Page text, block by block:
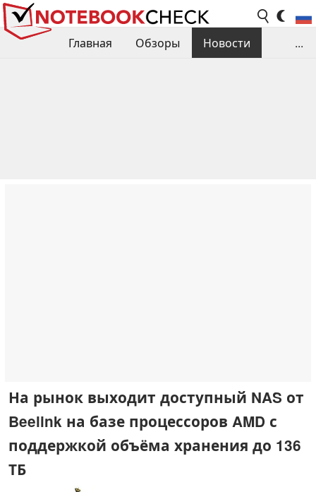
Главная Обзоры
Новости
...
На рынок выходит доступный NAS от
Beelink на базе процессоров AMD с
поддержкой объёма хранения до 136
ТБ